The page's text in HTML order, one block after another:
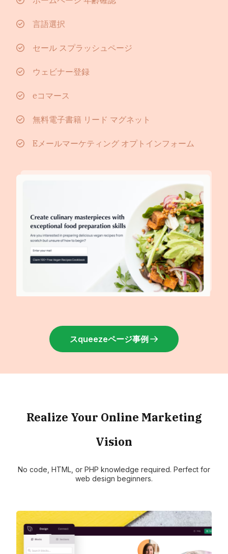
言語選択
セール スプラッシュページ
ウェビナー登録
eコマース
無料電子書籍 リード マグネット
Eメールマーケティング オプトインフォーム
スqueezeページ事例
Realize Your Online Marketing
Vision
No code, HTML, or PHP knowledge required. Perfect for
web design beginners.